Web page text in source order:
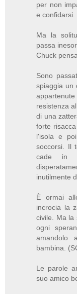
per non
e confidarsi.
Ma la
passa
Chuck
Sono
spiaggia un
resistenza
di una
forte
l'isola e
soccorsi. Il
cade in
inutilmente
È ormai
incrocia la
civile. Ma la
ogni
amandolo
bambina.
Le parole
suo amico